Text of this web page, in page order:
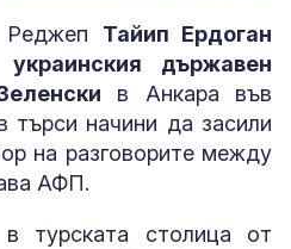
Реджеп Тайип Ердоган
държавен
в Анкара във
търси начини да засили
на разговорите между
АФП.
в турската столица от